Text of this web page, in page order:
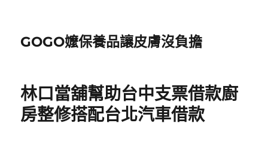
GOGO嬤保養品讓皮膚沒負擔
林口當舖幫助台中支票借款廚
房整修搭配台北汽車借款